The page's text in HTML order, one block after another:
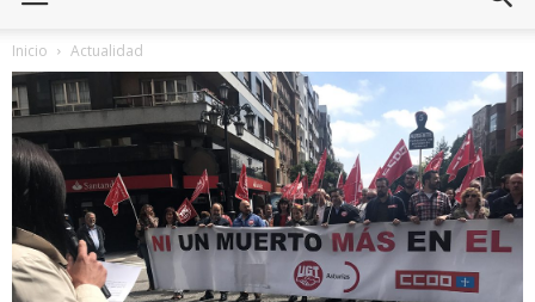
Inicio Actualidad